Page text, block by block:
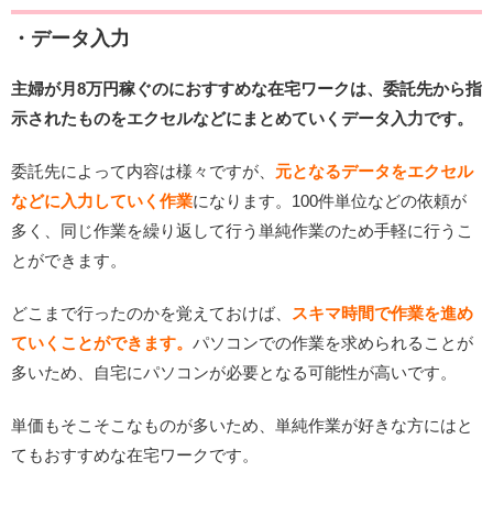
・データ入力
主婦が月8万円稼ぐのにおすすめな在宅ワークは、委託先から指
示されたものをエクセルなどにまとめていくデータ入力です。
委託先によって内容は様々ですが、 元となるデータをエクセル
などに入力していく作業になります。100件単位などの依頼が
多く、同じ作業を繰り返して行う単純作業のため手軽に行うこ
とができます。
どこまで行ったのかを覚えておけば、
スキマ時間で作業を進め
ていくことができます。 パソコンでの作業を求められることが
多いため、自宅にパソコンが必要となる可能性が高いです。
単価もそこそこなものが多いため、単純作業が好きな方にはと
てもおすすめな在宅ワークです。